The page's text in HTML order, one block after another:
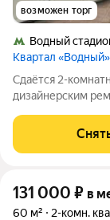
возможен торг
Водный
Квартал «Водный»
Сдаётся 2-
дизайнерским
Стиральная машина Холодильник Посудомоечная
Кондиционер
131 000 ₽ в
60 м² 2-комн.